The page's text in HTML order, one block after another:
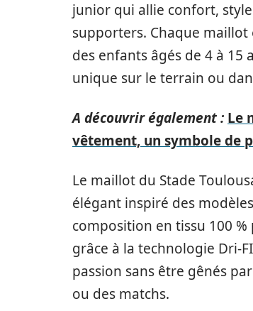
junior qui allie confort,
supporters. Chaque
des enfants âgés de 4 à
unique sur le terrain ou
A découvrir également : Le
vêtement, un symbole de
Le maillot du Stade
élégant inspiré des
composition en tissu 100
grâce à la technologie Dri-
passion sans être gênés
ou des matchs.